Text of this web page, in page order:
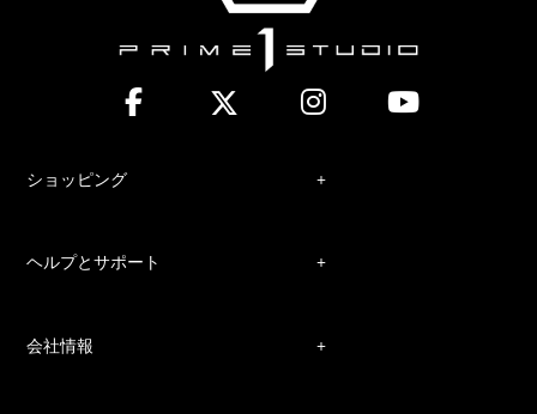
ショッピング
ヘルプとサポート
会社情報